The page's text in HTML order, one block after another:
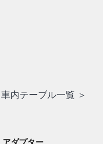
車内テーブル一覧 ＞
アダプター